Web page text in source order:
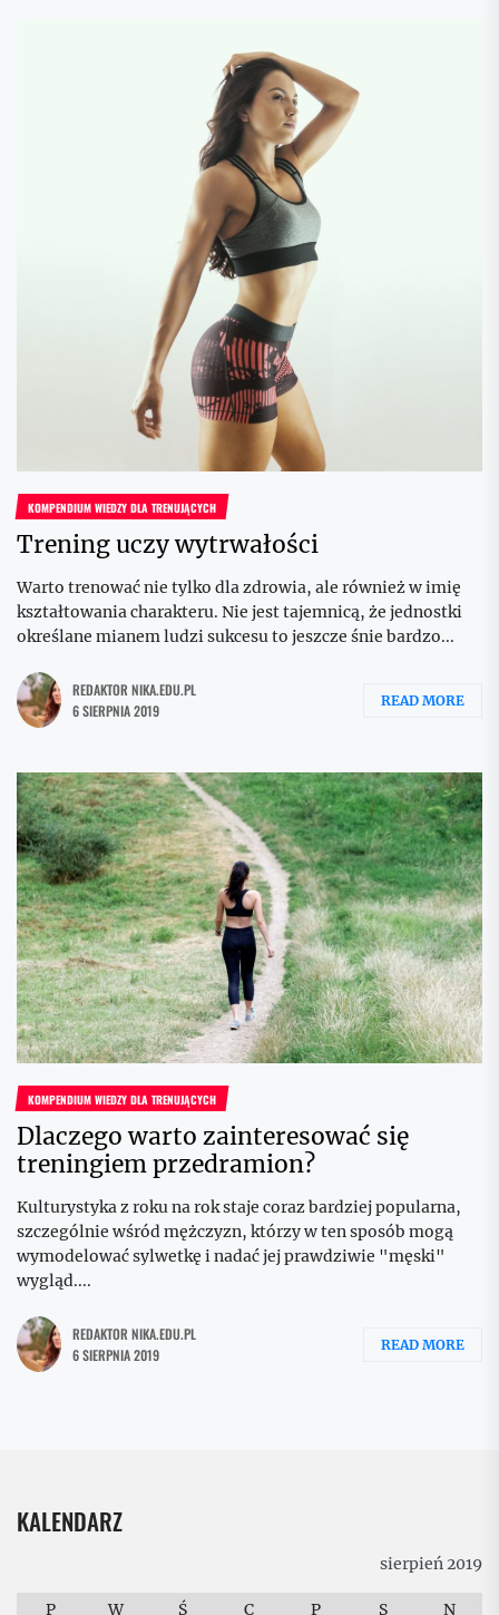
KOMPENDIUM WIEDZY DLA TRENUJĄCYCH
Trening uczy wytrwałości
Warto trenować nie tylko dla zdrowia, ale również w imię
kształtowania charakteru. Nie jest tajemnicą, że jednostki
określane mianem ludzi sukcesu to jeszcze śnie bardzo...
REDAKTOR NIKA.EDU.PL
6 SIERPNIA 2019
READ MORE
KOMPENDIUM WIEDZY DLA TRENUJĄCYCH
Dlaczego warto zainteresować się
treningiem przedramion?
Kulturystyka z roku na rok staje coraz bardziej popularna,
szczególnie wśród mężczyzn, którzy w ten sposób mogą
wymodelować sylwetkę i nadać jej prawdziwie "męski"
wygląd....
REDAKTOR NIKA.EDU.PL
6 SIERPNIA 2019
READ MORE
KALENDARZ
sierpień 2019
P W Ś C P S
N